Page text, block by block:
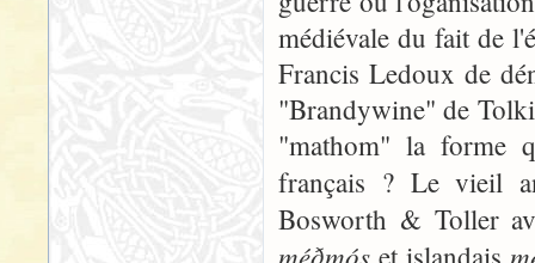
médiévale du fait de
Francis Ledoux de
"Brandywine" de
"mathom" la forme
français ? Le vieil
Bosworth & Toller
méðmós et islandais